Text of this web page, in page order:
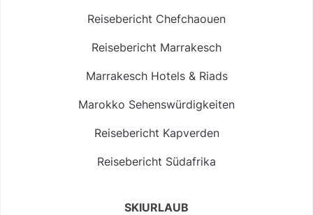
Reisebericht Chefchaouen
Reisebericht Marrakesch
Marrakesch Hotels & Riads
Marokko Sehenswürdigkeiten
Reisebericht Kapverden
Reisebericht Südafrika
SKIURLAUB